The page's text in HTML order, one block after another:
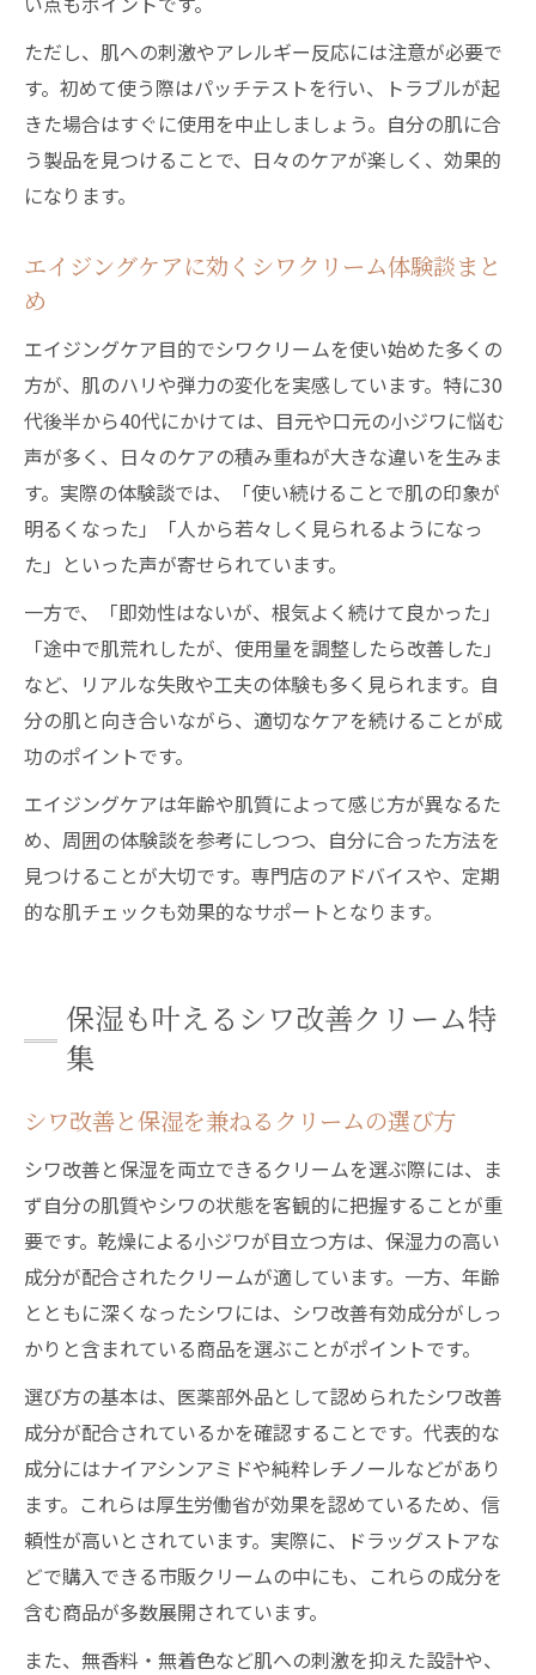
ただし、肌への刺激やアレルギー反応には注意が必要で
す。初めて使う際はパッチテストを行い、トラブルが起
きた場合はすぐに使用を中止しましょう。自分の肌に合
う製品を見つけることで、日々のケアが楽しく、効果的
になります。
エイジングケアに効くシワクリーム体験談まと
め
エイジングケア目的でシワクリームを使い始めた多くの
方が、肌のハリや弾力の変化を実感しています。特に30
代後半から40代にかけては、目元や口元の小ジワに悩む
声が多く、日々のケアの積み重ねが大きな違いを生みま
す。実際の体験談では、「使い続けることで肌の印象が
明るくなった」「人から若々しく見られるようになっ
た」といった声が寄せられています。
一方で、「即効性はないが、根気よく続けて良かった」
「途中で肌荒れしたが、使用量を調整したら改善した」
など、リアルな失敗や工夫の体験も多く見られます。自
分の肌と向き合いながら、適切なケアを続けることが成
功のポイントです。
エイジングケアは年齢や肌質によって感じ方が異なるた
め、周囲の体験談を参考にしつつ、自分に合った方法を
見つけることが大切です。専門店のアドバイスや、定期
的な肌チェックも効果的なサポートとなります。
保湿も叶えるシワ改善クリーム特
集
シワ改善と保湿を兼ねるクリームの選び方
シワ改善と保湿を両立できるクリームを選ぶ際には、ま
ず自分の肌質やシワの状態を客観的に把握することが重
要です。乾燥による小ジワが目立つ方は、保湿力の高い
成分が配合されたクリームが適しています。一方、年齢
とともに深くなったシワには、シワ改善有効成分がしっ
かりと含まれている商品を選ぶことがポイントです。
選び方の基本は、医薬部外品として認められたシワ改善
成分が配合されているかを確認することです。代表的な
成分にはナイアシンアミドや純粋レチノールなどがあり
ます。これらは厚生労働省が効果を認めているため、信
頼性が高いとされています。実際に、ドラッグストアな
どで購入できる市販クリームの中にも、これらの成分を
含む商品が多数展開されています。
また、無香料・無着色など肌への刺激を抑えた設計や、